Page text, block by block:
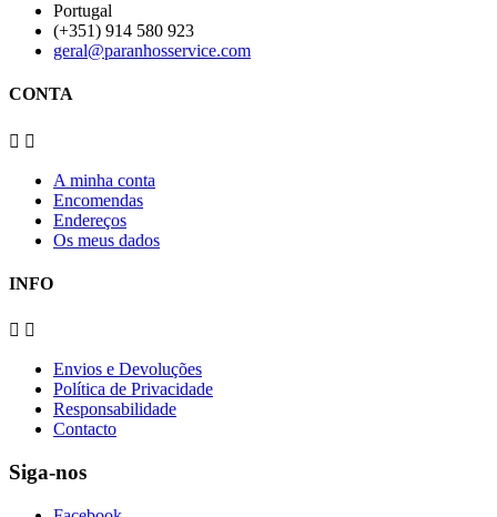
Portugal
(+351) 914 580 923
geral@paranhosservice.com
CONTA
 
A minha conta
Encomendas
Endereços
Os meus dados
INFO
 
Envios e Devoluções
Política de Privacidade
Responsabilidade
Contacto
Siga-nos